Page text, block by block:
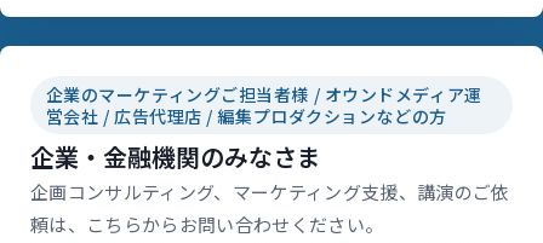
企業のマーケティングご担当者様 / オウンドメディア運
営会社 / 広告代理店 / 編集プロダクションなどの方
企業・金融機関のみなさま
企画コンサルティング、マーケティング支援、講演のご依
頼は、こちらからお問い合わせください。